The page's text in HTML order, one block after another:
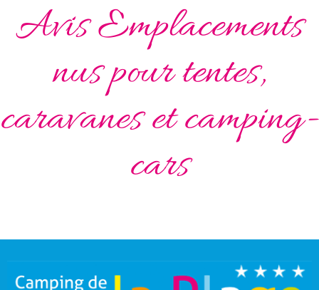
Avis Emplacements
nus pour tentes,
caravanes et camping-
cars